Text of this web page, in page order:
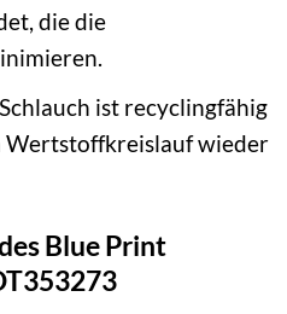
die die
ist recyclingfähig
Wertstoffkreislauf wieder
Blue Print